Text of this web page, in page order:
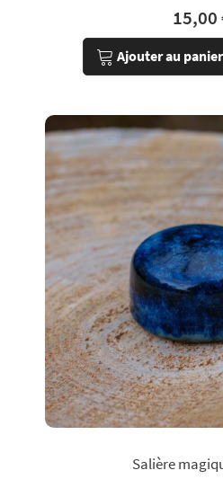
15,00
Ajouter au panier
Salière